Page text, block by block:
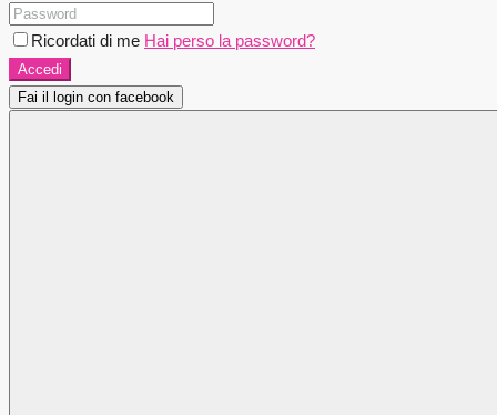
Ricordati di me Hai perso la password?
Accedi
Fai il login con facebook